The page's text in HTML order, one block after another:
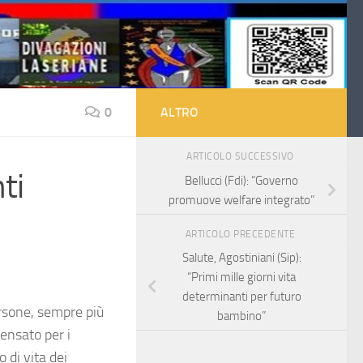
0
sempre più
per i
di vita dei
ALTRO
ARTICOLO SUCCESSIVO
Bellucci (Fdi): “Governo
promuove welfare integrato”
ARTICOLO PRECEDENTE
Salute, Agostiniani (Sip):
“Primi mille giorni vita
determinanti per futuro
bambino”